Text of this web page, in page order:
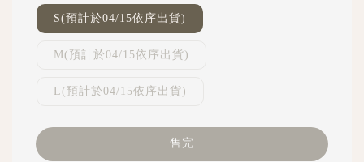
S(預計於04/15依序出貨)
M(預計於04/15依序出貨)
L(預計於04/15依序出貨)
售完